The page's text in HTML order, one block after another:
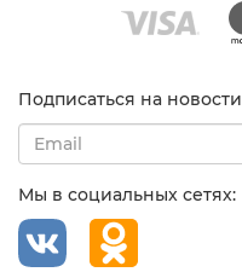
Подписаться на новости
Мы в социальных сетях: